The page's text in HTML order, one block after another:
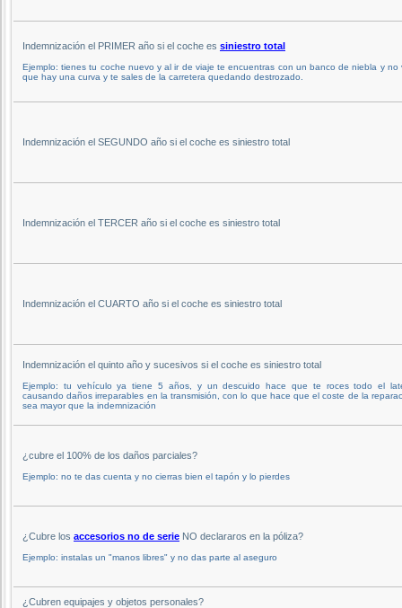
Indemnización el PRIMER año si el coche es siniestro total
Ejemplo: tienes tu coche nuevo y al ir de viaje te encuentras con un banco de niebla y no
que hay una curva y te sales de la carretera quedando destrozado.
Indemnización el SEGUNDO año si el coche es siniestro total
Indemnización el TERCER año si el coche es siniestro total
Indemnización el CUARTO año si el coche es siniestro total
Indemnización el quinto año y sucesivos si el coche es siniestro total
Ejemplo: tu vehículo ya tiene 5 años, y un descuido hace que te roces todo el
causando daños irreparables en la transmisión, con lo que hace que el coste de la
sea mayor que la indemnización
¿cubre el 100% de los daños parciales?
Ejemplo: no te das cuenta y no cierras bien el tapón y lo pierdes
¿Cubre los accesorios no de serie NO declararos en la póliza?
Ejemplo: instalas un "manos libres" y no das parte al aseguro
¿Cubren equipajes y objetos personales?